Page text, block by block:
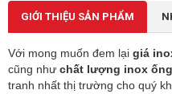
GIỚI THIỆU SẢN PHẨM
Với mong muốn đem lại giá
cũng như chất lượng inox ống
tranh nhất thị trường cho quý